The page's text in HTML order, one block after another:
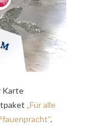
Karte
„Für alle
.